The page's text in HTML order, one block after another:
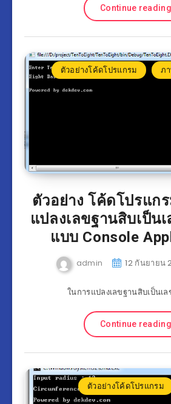
Continue reading
ตัวอย่างโค้ดโปรแกรม ภ
ตัวอย่าง โค้ดโปรแก
แปลงเลขฐานสิบเป็น
แบบ Console
admin 12 กันยายน
ในการแปลงเลขฐานสิบเป็นเ
Continue reading
ตัวอย่างโค้ดโปรแกรม